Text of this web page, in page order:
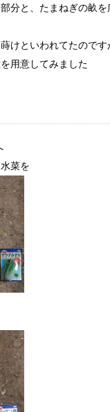
分と、たまねぎの畝
けといわれてたので
用意してみました
菜を